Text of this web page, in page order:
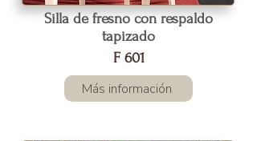
Silla de fresno con respaldo
tapizado
F 601
Más información